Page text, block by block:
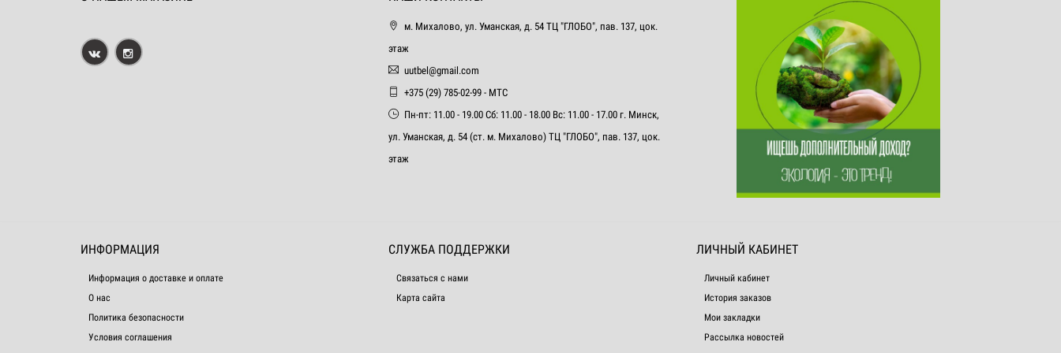
м. Михалово, ул. Уманская, д. 54 ТЦ "ГЛОБО", пав. 137, цок.
этаж
uutbel@gmail.com
+375 (29) 785-02-99 - МТС
Пн-пт: 11.00 - 19.00 Сб: 11.00 - 18.00 Вс: 11.00 - 17.00 г. Минск,
ул. Уманская, д. 54 (ст. м. Михалово) ТЦ "ГЛОБО", пав. 137, цок.
этаж
ИНФОРМАЦИЯ
Информация о доставке и оплате
О нас
Политика безопасности
Условия соглашения
СЛУЖБА ПОДДЕРЖКИ
Связаться с нами
Карта сайта
ЛИЧНЫЙ КАБИНЕТ
Личный кабинет
История заказов
Мои закладки
Рассылка новостей